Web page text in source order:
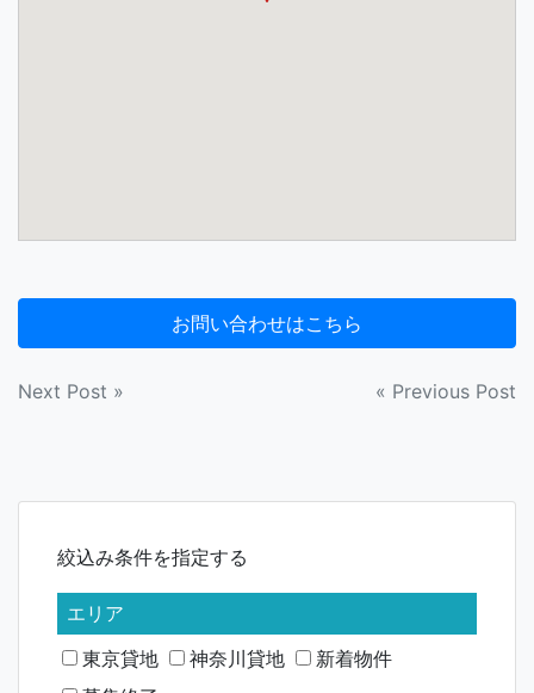
投
ナ
« Previous Post
Next Post »
絞込み条件を指定する
エリア
東京貸地
神奈川貸地
新着物件